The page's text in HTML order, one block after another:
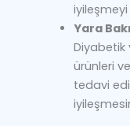
iyileşmeyi
Yara
Diyabetik
ürünleri
tedavi